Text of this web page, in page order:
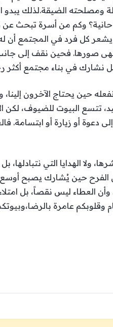
ومصلحته الضيقة.لذلك يبدو
وكم من أسرة تبحث عن
كل فرد في المجتمع أن
صورها. فحين نقف إلى
بل نشارك في بناء مجتمع
حين يحتاج الآخرون
تتسع البيوت للضيوف،
أو زيارة أو ابتسامة.
الهدايا التي نتبادلها،
الفرح حين يُشارك يصبح
وأن العطاء ليس نقصاً، بل
وقلوبكم عامرة